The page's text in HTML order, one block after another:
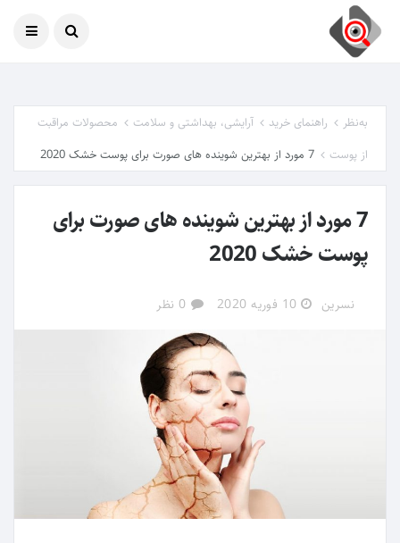
به‌نظر راهنمای خرید آرایشی، بهداشتی و سلامت
محصولات مراقبت
از پوست
7 مورد از بهترین شوینده های صورت برای پوست خشک 2020
7 مورد از بهترین شوینده های صورت برای
پوست خشک 2020
نسرین 10 فوریه 2020 0 نظر